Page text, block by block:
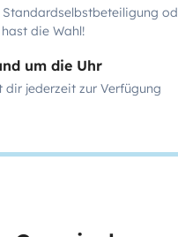
die Wahl!
um die Uhr
dir jederzeit zur Verfügung